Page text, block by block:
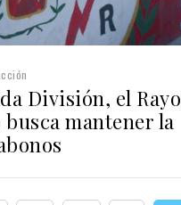
División, el Rayo
busca mantener la